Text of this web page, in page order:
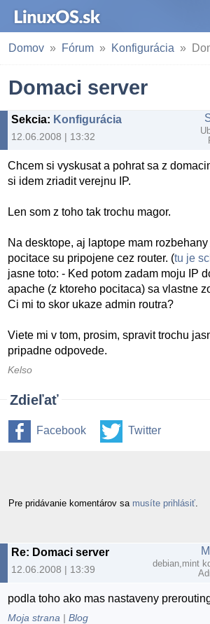
Domov Fórum Konfigurácia
Domaci server
Sekcia: Konfigurácia
12.06.2008 | 13:32
Chcem si vyskusat a pohrat sa z
si idem zriadit verejnu IP.
Len som z toho tak trochu magor.
Na desktope, aj laptope mam
pocitace su pripojene cez router. (tu je
jasne toto: - Ked potom zadam moju IP
apache (z ktoreho pocitaca) sa vlastne
Ci mi to skor ukaze admin routra?
Viete mi v tom, prosim, spravit trochu
pripadne odpovede.
Kelso
Zdieľať
Facebook Twitter
Pre pridávanie komentárov sa musíte prihlásiť
Re: Domaci server
12.06.2008 | 13:39
debian,mint
podla toho ako mas nastaveny
Moja strana |Blog